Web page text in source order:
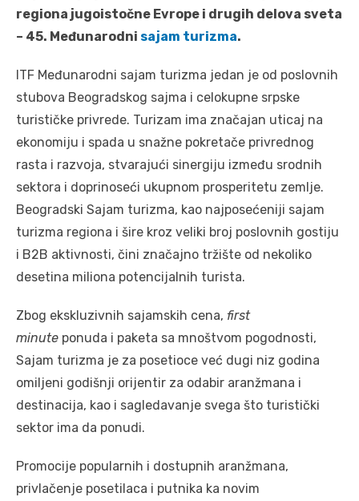
regiona jugoistočne Evrope i drugih delova sveta
– 45. Međunarodni sajam turizma.
ITF Međunarodni sajam turizma jedan je od poslovnih
stubova Beogradskog sajma i celokupne srpske
turističke privrede. Turizam ima značajan uticaj na
ekonomiju i spada u snažne pokretače privrednog
rasta i razvoja, stvarajući sinergiju između srodnih
sektora i doprinoseći ukupnom prosperitetu zemlje.
Beogradski Sajam turizma, kao najposećeniji sajam
turizma regiona i šire kroz veliki broj poslovnih gostiju
i B2B aktivnosti, čini značajno tržište od nekoliko
desetina miliona potencijalnih turista.
Zbog ekskluzivnih sajamskih cena, first
minute ponuda i paketa sa mnoštvom pogodnosti,
Sajam turizma je za posetioce već dugi niz godina
omiljeni godišnji orijentir za odabir aranžmana i
destinacija, kao i sagledavanje svega što turistički
sektor ima da ponudi.
Promocije popularnih i dostupnih aranžmana,
privlačenje posetilaca i putnika ka novim